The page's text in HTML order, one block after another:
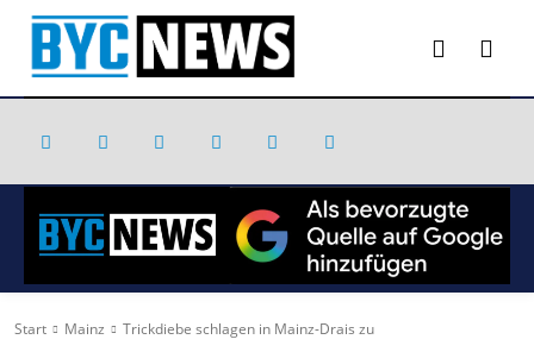
Start Mainz Trickdiebe schlagen in Mainz-Drais zu